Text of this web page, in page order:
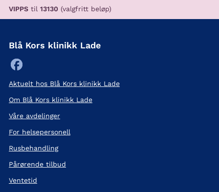
VIPPS til 13130 (valgfritt beløp)
Blå Kors klinikk Lade
Aktuelt hos Blå Kors klinikk Lade
Om Blå Kors klinikk Lade
Våre avdelinger
For helsepersonell
Rusbehandling
Pårørende tilbud
Ventetid